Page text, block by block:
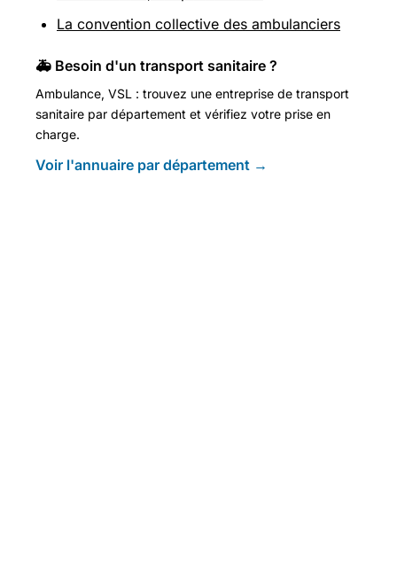
La convention collective des ambulanciers
🚑 Besoin d'un transport sanitaire ?
Ambulance, VSL : trouvez une entreprise de transport
sanitaire par département et vérifiez votre prise en
charge.
Voir l'annuaire par département →